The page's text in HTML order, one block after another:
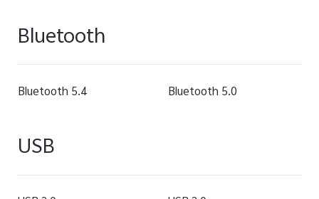
Bluetooth
Bluetooth 5.4 Bluetooth 5.0
USB